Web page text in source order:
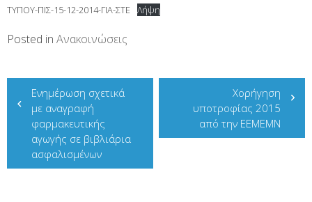
ΤΥΠΟΥ-ΠΙΣ-15-12-2014-ΓΙΑ-ΣΤΕ Λήψη
Posted in Ανακοινώσεις
Πλοήγηση
άρθρων
Ενημέρωση σχετικά
με αναγραφή
φαρμακευτικής
αγωγής σε βιβλιάρια
ασφαλισμένων
Χορήγηση
υποτροφίας 2015
από την ΕΕΜΕΜΝ